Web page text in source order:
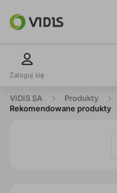
Zaloguj się
VIDIS SA Produkty
Rekomendowane produkty